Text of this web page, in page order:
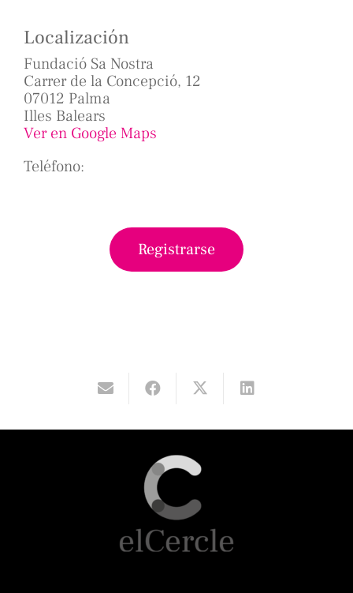
Localización
Fundació Sa Nostra
Carrer de la Concepció, 12
07012 Palma
Illes Balears
Ver en Google Maps
Teléfono:
Registrarse